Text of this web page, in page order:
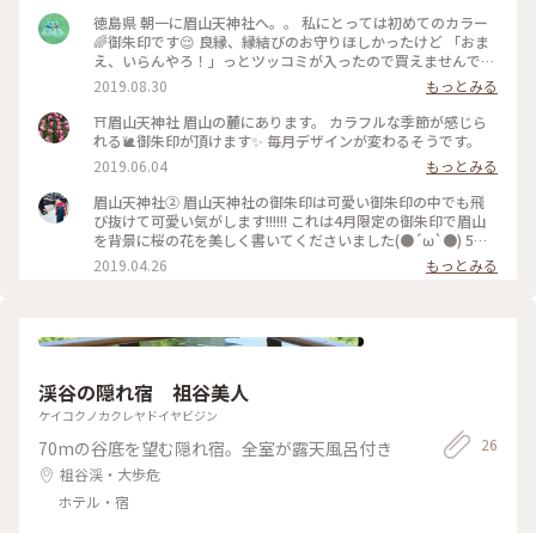
徳島県 朝一に眉山天神社へ。。 私にとっては初めてのカラー
🌈御朱印です😌 良縁、縁結びのお守りほしかったけど 「おま
え、いらんやろ！」っとツッコミが入ったので買えませんでし
た😢 こちらに向かう途中人だかりが、、 梨の直売です😌 一袋
にたくさん入って200円 3袋買って おいしい梨の見分け方を教
えてもらいました😌✨ 眉山天神社のお隣にある阿波おどり会館
では 特産物やお土産をたくさん扱っていて 阿波おどりのDVD
が流れていて ロック調でかっこよかったです☆ #御朱印 #眉山
天神社 #徳島県
2019.08.30
もっとみる
⛩眉山天神社 眉山の麓にあります。 カラフルな季節が感じら
れる🐌御朱印が頂けます✨ 毎月デザインが変わるそうです。
2019.06.04
もっとみる
眉山天神社② 眉山天神社の御朱印は可愛い御朱印の中でも飛
び抜けて可愛い気がします!!!!!! これは4月限定の御朱印で眉山
を背景に桜の花を美しく書いてくださいました(●´ω`●) 5月
限定のやつも欲しいし 令和御朱印も欲しくなってくるーー!!!!
2019.04.26 もっとみる
渓谷の隠れ宿 祖谷美人
ケイコクノカクレヤドイヤビジン
70mの谷底を望む隠れ宿。全室が露天風呂付き
祖谷渓・大歩危
ホテル・宿
26